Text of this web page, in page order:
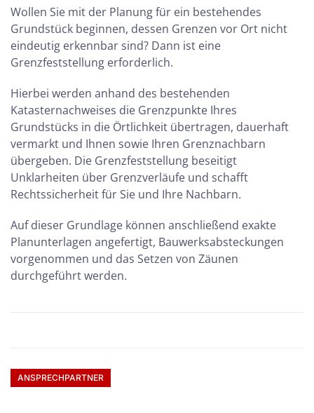
Wollen Sie mit der Planung für ein bestehendes
Grundstück beginnen, dessen Grenzen vor Ort nicht
eindeutig erkennbar sind? Dann ist eine
Grenzfeststellung erforderlich.
Hierbei werden anhand des bestehenden
Katasternachweises die Grenzpunkte Ihres
Grundstücks in die Örtlichkeit übertragen, dauerhaft
vermarkt und Ihnen sowie Ihren Grenznachbarn
übergeben. Die Grenzfeststellung beseitigt
Unklarheiten über Grenzverläufe und schafft
Rechtssicherheit für Sie und Ihre Nachbarn.
Auf dieser Grundlage können anschließend exakte
Planunterlagen angefertigt, Bauwerksabsteckungen
vorgenommen und das Setzen von Zäunen
durchgeführt werden.
ANSPRECHPARTNER